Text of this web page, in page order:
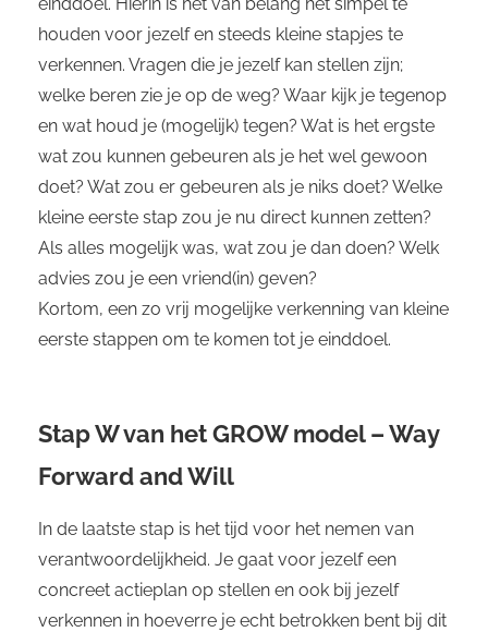
houden voor jezelf en steeds kleine stapjes te
verkennen. Vragen die je jezelf kan stellen zijn;
welke beren zie je op de weg? Waar kijk je tegenop
en wat houd je (mogelijk) tegen? Wat is het ergste
wat zou kunnen gebeuren als je het wel gewoon
doet? Wat zou er gebeuren als je niks doet? Welke
kleine eerste stap zou je nu direct kunnen zetten?
Als alles mogelijk was, wat zou je dan doen? Welk
advies zou je een vriend(in) geven?
Kortom, een zo vrij mogelijke verkenning van kleine
eerste stappen om te komen tot je einddoel.
Stap W van het GROW model – Way
Forward and Will
In de laatste stap is het tijd voor het nemen van
verantwoordelijkheid. Je gaat voor jezelf een
concreet actieplan op stellen en ook bij jezelf
verkennen in hoeverre je echt betrokken bent bij dit